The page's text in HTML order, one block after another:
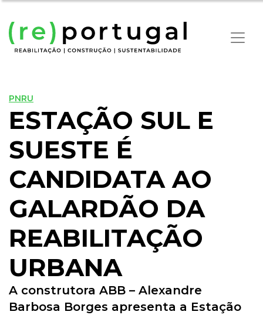
PNRU
ESTAÇÃO SUL E
SUESTE É
CANDIDATA AO
GALARDÃO DA
REABILITAÇÃO
URBANA
A construtora ABB – Alexandre
Barbosa Borges apresenta a Estação